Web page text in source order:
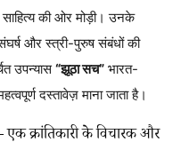
की ओर मोड़ी। उनके
और स्त्री-पुरुष संबंधों की
उपन्यास“झूठा सच” भारत-
दस्तावेज़ माना जाता है।
क्रांतिकारी के विचारक और